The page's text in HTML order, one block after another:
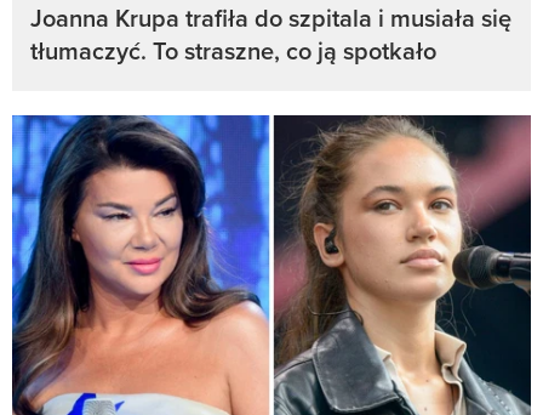
Joanna Krupa trafiła do szpitala i musiała się
tłumaczyć. To straszne, co ją spotkało